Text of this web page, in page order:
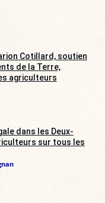
Cotillard, soutien
de la Terre,
agriculteurs
dans les Deux-
sur tous les